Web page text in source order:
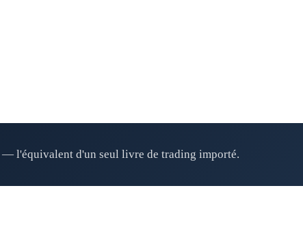
— l'équivalent d'un seul livre de trading importé.